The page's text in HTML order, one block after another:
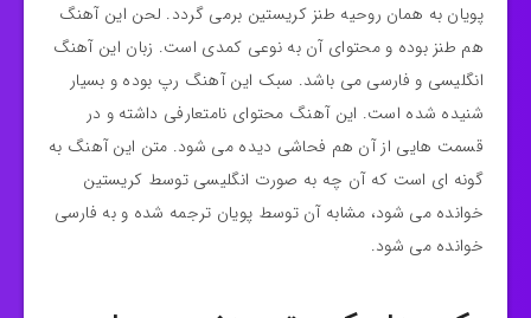
پویان به همان روحیه طنز کریستین برمی گردد. لحن این آهنگ
هم طنز بوده و محتوای آن به نوعی کمدی است. زبان این آهنگ
انگلیسی و فارسی می باشد. سبک این آهنگ رپ بوده و بسیار
شنیده شده است. این آهنگ محتوای نامتعارفی داشته و در
قسمت هایی از آن هم فحاشی دیده می شود. متن این آهنگ به
گونه ای است که آن چه به صورت انگلیسی توسط کریستین
خوانده می شود، مشابه آن توسط پویان ترجمه شده و به فارسی
خوانده می شود.